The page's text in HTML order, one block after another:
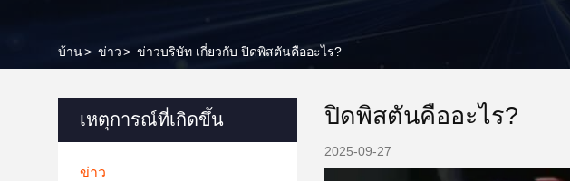
บ้าน> ข่าว> ข่าวบริษัท เกี่ยวกับ ปิดพิสตันคืออะไร?
เหตุการณ์ที่เกิดขึ้น
ข่าว
ปิดพิสตันคืออะไร?
2025-09-27